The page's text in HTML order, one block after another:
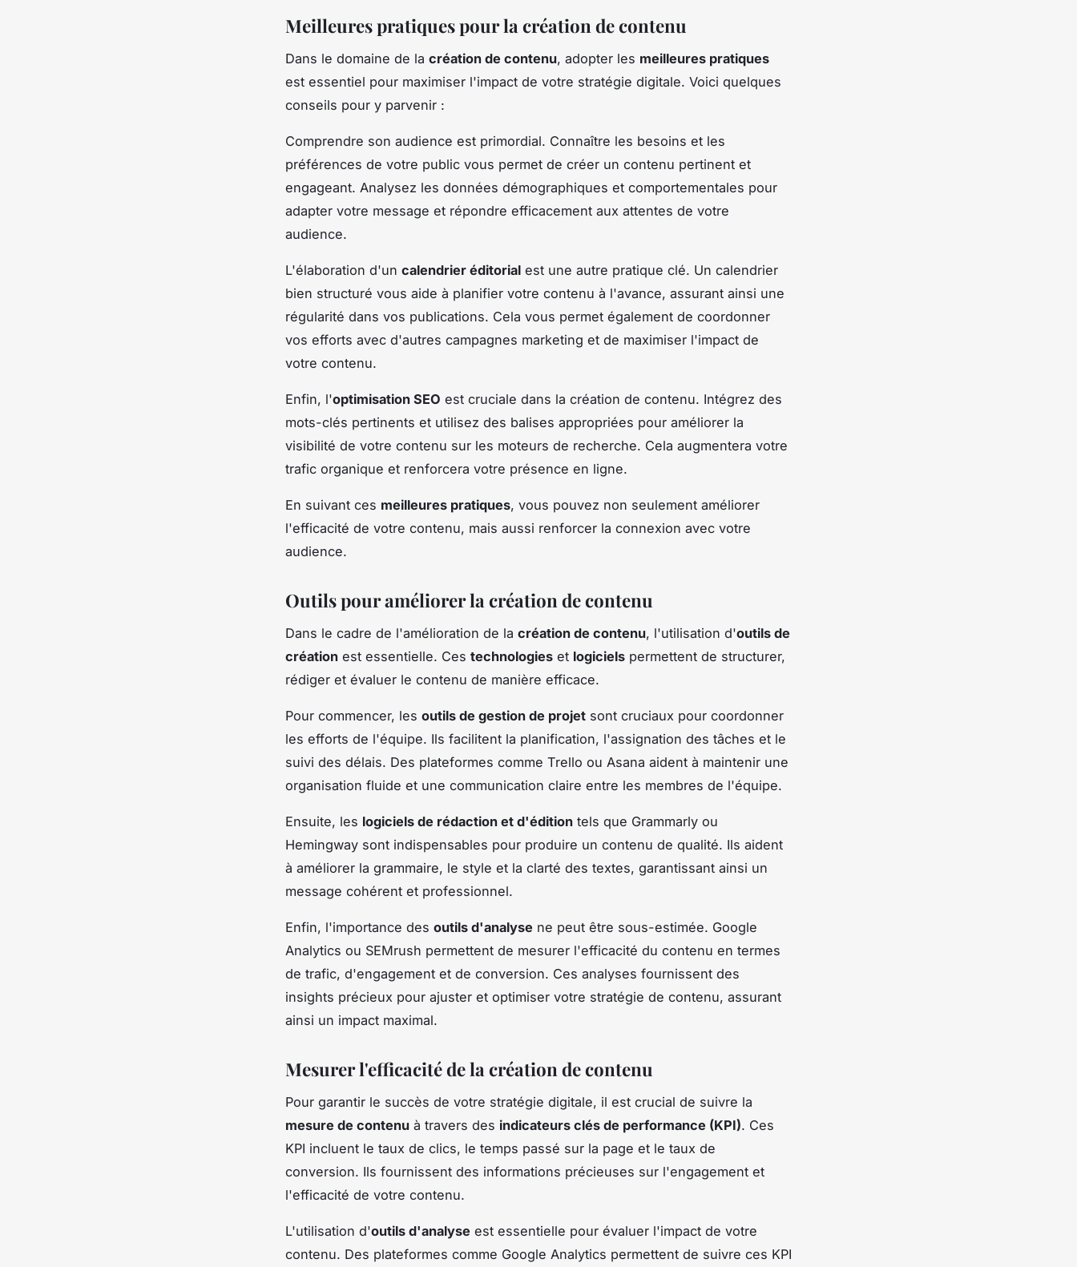
Meilleures pratiques pour la création de contenu
Dans le domaine de la création de contenu, adopter les meilleures pratiques
est essentiel pour maximiser l'impact de votre stratégie digitale. Voici quelques
conseils pour y parvenir :
Comprendre son audience est primordial. Connaître les besoins et les
préférences de votre public vous permet de créer un contenu pertinent et
engageant. Analysez les données démographiques et comportementales pour
adapter votre message et répondre efficacement aux attentes de votre
audience.
L'élaboration d'un calendrier éditorial est une autre pratique clé. Un calendrier
bien structuré vous aide à planifier votre contenu à l'avance, assurant ainsi une
régularité dans vos publications. Cela vous permet également de coordonner
vos efforts avec d'autres campagnes marketing et de maximiser l'impact de
votre contenu.
Enfin, l'optimisation SEO est cruciale dans la création de contenu. Intégrez des
mots-clés pertinents et utilisez des balises appropriées pour améliorer la
visibilité de votre contenu sur les moteurs de recherche. Cela augmentera votre
trafic organique et renforcera votre présence en ligne.
En suivant ces meilleures pratiques, vous pouvez non seulement améliorer
l'efficacité de votre contenu, mais aussi renforcer la connexion avec votre
audience.
Outils pour améliorer la création de contenu
Dans le cadre de l'amélioration de la création de contenu, l'utilisation d'outils de
création est essentielle. Ces technologies et logiciels permettent de structurer,
rédiger et évaluer le contenu de manière efficace.
Pour commencer, les outils de gestion de projet sont cruciaux pour coordonner
les efforts de l'équipe. Ils facilitent la planification, l'assignation des tâches et le
suivi des délais. Des plateformes comme Trello ou Asana aident à maintenir une
organisation fluide et une communication claire entre les membres de l'équipe.
Ensuite, les logiciels de rédaction et d'édition tels que Grammarly ou
Hemingway sont indispensables pour produire un contenu de qualité. Ils aident
à améliorer la grammaire, le style et la clarté des textes, garantissant ainsi un
message cohérent et professionnel.
Enfin, l'importance des outils d'analyse ne peut être sous-estimée. Google
Analytics ou SEMrush permettent de mesurer l'efficacité du contenu en termes
de trafic, d'engagement et de conversion. Ces analyses fournissent des
insights précieux pour ajuster et optimiser votre stratégie de contenu, assurant
ainsi un impact maximal.
Mesurer l'efficacité de la création de contenu
Pour garantir le succès de votre stratégie digitale, il est crucial de suivre la
mesure de contenu à travers des indicateurs clés de performance (KPI). Ces
KPI incluent le taux de clics, le temps passé sur la page et le taux de
conversion. Ils fournissent des informations précieuses sur l'engagement et
l'efficacité de votre contenu.
L'utilisation d'outils d'analyse est essentielle pour évaluer l'impact de votre
contenu. Des plateformes comme Google Analytics permettent de suivre ces KPI